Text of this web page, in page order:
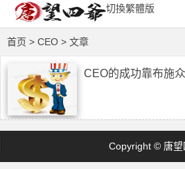
切換繁體版
首页 > CEO > 文章
CEO的成功靠布施
Copyright © 唐望